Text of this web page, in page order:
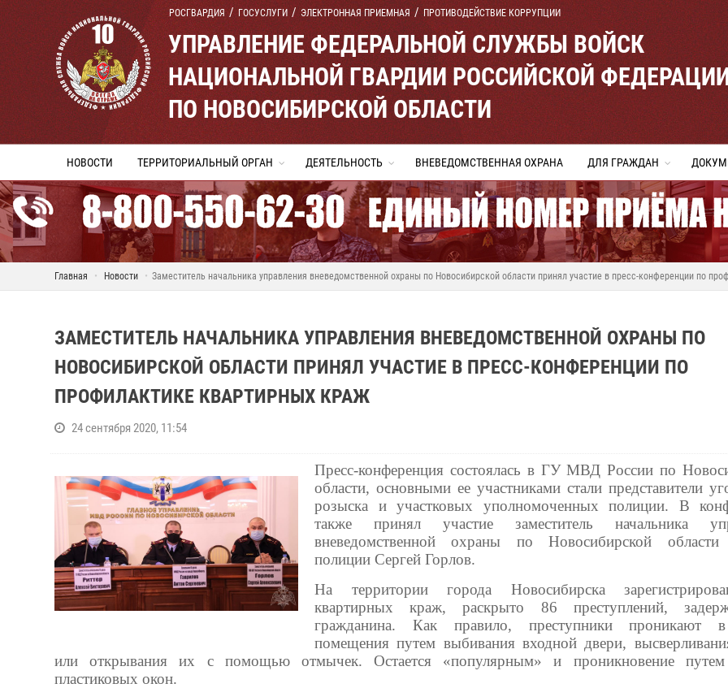
РОСГВАРДИЯ ГОСУСЛУГИ ЭЛЕКТРОННАЯ ПРИЕМНАЯ ПРОТИВОДЕЙСТВИЕ КОРРУПЦИИ
УПРАВЛЕНИЕ ФЕДЕРАЛЬНОЙ СЛУЖБЫ ВОЙСК
НАЦИОНАЛЬНОЙ ГВАРДИИ РОССИЙСКОЙ
ПО НОВОСИБИРСКОЙ ОБЛАСТИ
НОВОСТИ ТЕРРИТОРИАЛЬНЫЙ ОРГАН ДЕЯТЕЛЬНОСТЬ ВНЕВЕДОМСТВЕННАЯ ОХРАНА ДЛЯ ГРАЖДАН
Главная Новости Заместитель начальника управления вневедомственной охраны по Новосибирской области принял участие в пресс-конференции по
ЗАМЕСТИТЕЛЬ НАЧАЛЬНИКА УПРАВЛЕНИЯ ВНЕВЕДОМСТВЕННОЙ ОХРАНЫ ПО
НОВОСИБИРСКОЙ ОБЛАСТИ ПРИНЯЛ УЧАСТИЕ В ПРЕСС-КОНФЕРЕНЦИИ ПО
ПРОФИЛАКТИКЕ КВАРТИРНЫХ КРАЖ
24 сентября 2020, 11:54
Пресс-конференция состоялась в ГУ МВД России по
области, основными ее участниками стали представители
розыска и участковых уполномоченных полиции. В
также принял участие заместитель начальника
вневедомственной охраны по Новосибирской области
полиции Сергей Горлов.
На территории города Новосибирска
квартирных краж, раскрыто 86 преступлений,
гражданина. Как правило, преступники проникают
помещения путем выбивания входной двери,
или открывания их с помощью отмычек. Остается «популярным» и проникновение
пластиковых окон.